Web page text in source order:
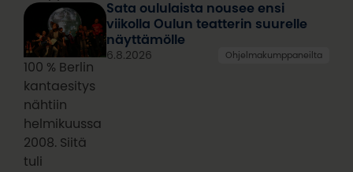
100 % Berlin
kantaesitys
nähtiin
helmikuussa
2008. Siitä
tuli
Sata oululaista nousee ensi
viikolla Oulun teatterin suurelle
näyttämölle
6.8.2026 Ohjelmakumppaneilta